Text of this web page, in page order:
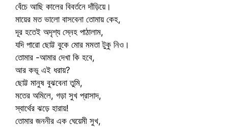
বেঁচে আছি কালের বিবর্তনে দাঁড়িয়ে।
মায়ের মত ভালো বাসবেনা তোমায় কেহ,
দূর হতেই অদৃশ্য স্নেহ পাঠালাম,
যদি পারো ছোট্ট বুকে মোর মমতা টুকু নিও।
তোমার -আমার দেখা কি হবে,
আর কভূ এই ধরায়?
ছোট্ট মানুষ বুঝবেনা তুমি,
মতের অমিলে, গড়া সুখ প্রাসাদ,
স্বার্থের ঝড়ে হারায়!
তোমার জননীর এক ঘেয়েমী সুখ,